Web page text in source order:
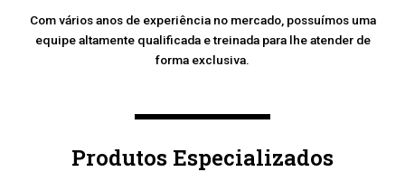
Com vários anos de experiência no mercado, possuímos uma
equipe altamente qualificada e treinada para lhe atender de
forma exclusiva.
Produtos Especializados